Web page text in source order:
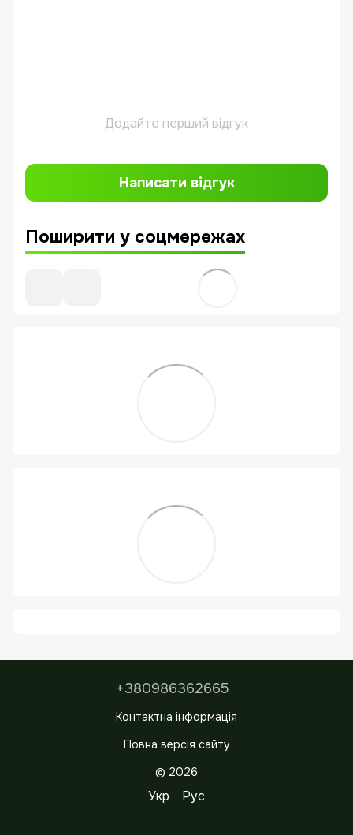
Додайте перший відгук
Написати відгук
Поширити у соцмережах
+380986362665
Контактна інформація
Повна версія сайту
© 2026
Укр Рус